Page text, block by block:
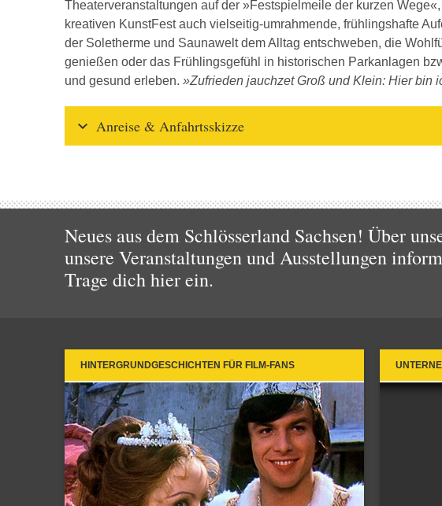
Theaterveranstaltungen auf der »Festspielmeile der kurzen
kreativen KunstFest auch vielseitig-umrahmende, frühlingshafte
der Soletherme und Saunawelt dem Alltag entschweben, die
genießen oder das Frühlingsgefühl in historischen Parkanlagen
und gesund erleben. »Zufrieden jauchzet Groß und Klein: Hier bin
Anreise & Anfahrtsskizze
Neues aus dem Schlösserland Sachsen! Über
unsere Veranstaltungen und Ausstellungen
Trage dich hier ein.
HINTERGRUNDGESCHICHTEN FÜR FILM-FANS